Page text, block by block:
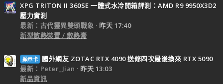
XPG TRITON II 360SE 一體式水冷開箱評測：AMD R9 9950X3D2
壓力實測
最新：古代靈異雙頭戰象
昨天 17:40
新型散熱裝置 / 散熱膏
顯示卡
國外網友 ZOTAC RTX 4090 送修四次最後換來 RTX 5090
最新：Peter_Jian
昨天 13:03
新品資訊